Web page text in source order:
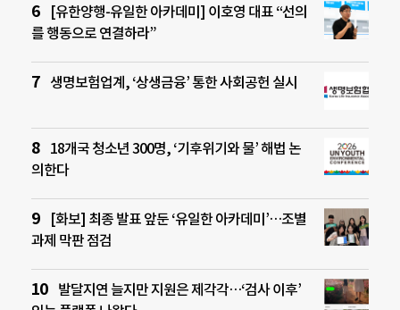
[유한양행-유일한 아카데미] 이호영 대표 “선의
를 행동으로 연결하라”
생명보험업계, ‘상생금융’ 통한 사회공헌 실시
18개국 청소년 300명, ‘기후위기와 물’ 해법 논
의한다
[화보] 최종 발표 앞둔 ‘유일한 아카데미’…조별
과제 막판 점검
발달지연 늘지만 지원은 제각각…‘검사 이후’